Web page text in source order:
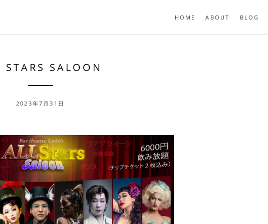
HOME ABOUT BLOG
STARS SALOON
2023年7月31日